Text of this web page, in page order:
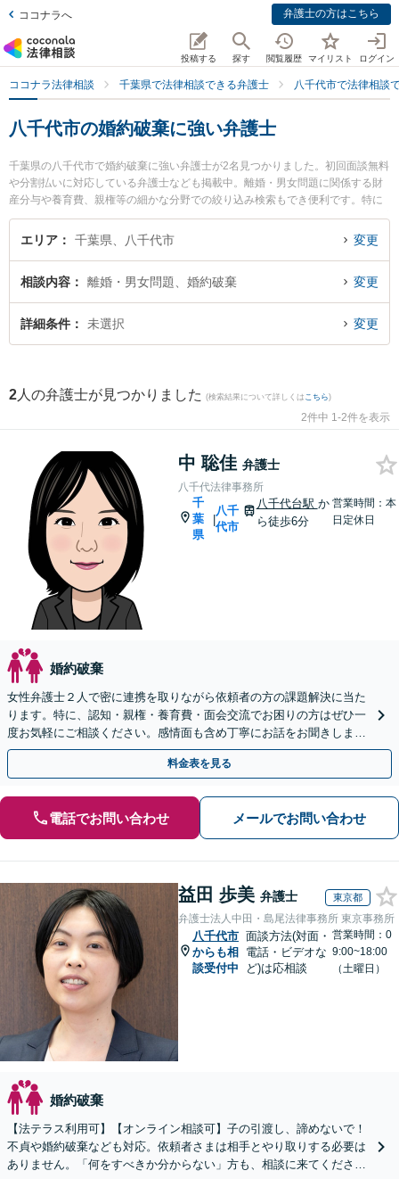
ココナラへ 弁護士の方はこちら
投稿する 探す 閲覧履歴 マイリスト ログイン
ココナラ法律相談 千葉県で法律相談できる弁護士 八千代市で法律相談
八千代市の婚約破棄に強い弁護士
千葉県の八千代市で婚約破棄に強い弁護士が2名見つかりました。初回面談無料
や分割払いに対応している弁護士なども掲載中。離婚・男女問題に関係する財
産分与や養育費、親権等の細かな分野での絞り込み検索もでき便利です。特に
八千代法律事務所の中 聡佳弁護士や八千代法律事務所の村田 祐希奈弁護士のプ
ロフィール情報や弁護士費用、強みなどが注目されています。『八千代市で土
料で婚約破棄を法律相談できる八千代市内の弁護士に相談予約したい』などで
お困りの相談者さんにおすすめです。
エリア 千葉県、八千代市 変更
相談内容 離婚・男女問題、婚約破棄 変更
詳細条件 未選択 変更
2 人の弁護士が見つかりました (検索結果について詳しくは こちら)
2件中 1-2件を表示
中 聡佳 弁護士
八千代法律事務所
千
葉
県
|
八千
代市
八千代台駅 か
ら徒歩6分
営業時間：本
日定休日
婚約破棄
女性弁護士２人で密に連携を取りながら依頼者の方の課題解決に当た
ります。特に、認知・親権・養育費・面会交流でお困りの方はぜひ一
度お気軽にご相談ください。感情面も含め丁寧にお話をお聞きしま
す。
料金表を見る
電話でお問い合わせ メールでお問い合わせ
益田 歩美 弁護士 東京都
弁護士法人中田・島尾法律事務所 東京事務所
八千代市
からも相
談受付中
面談方法(対面・
電話・ビデオな
ど)は応相談
営業時間：0
9:00~18:00
（土曜日）
婚約破棄
【法テラス利用可】【オンライン相談可】子の引渡し、諦めないで！
不貞や婚約破棄なども対応。依頼者さまは相手とやり取りする必要は
ありません。「何をすべきか分からない」方も、相談に来てくださ